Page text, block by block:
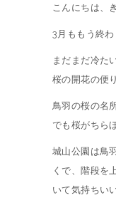
こんにちは、
3月ももう終わ
まだまだ冷た
桜の開花の便
鳥羽の桜の名
でも桜がちら
城山公園は鳥
くで、階段を
いて気持ちい